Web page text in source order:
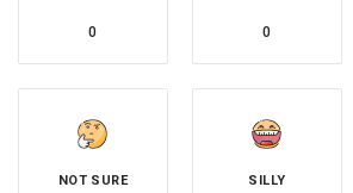
0 0
NOT SURE SILLY